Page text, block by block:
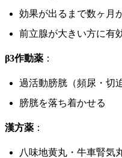
効果が出るまで数ヶ月
前立腺が大きい方に有
β3作動薬 ：
過活動膀胱（頻尿・切
膀胱を落ち着かせる
漢方薬 ：
八味地黄丸・牛車腎気